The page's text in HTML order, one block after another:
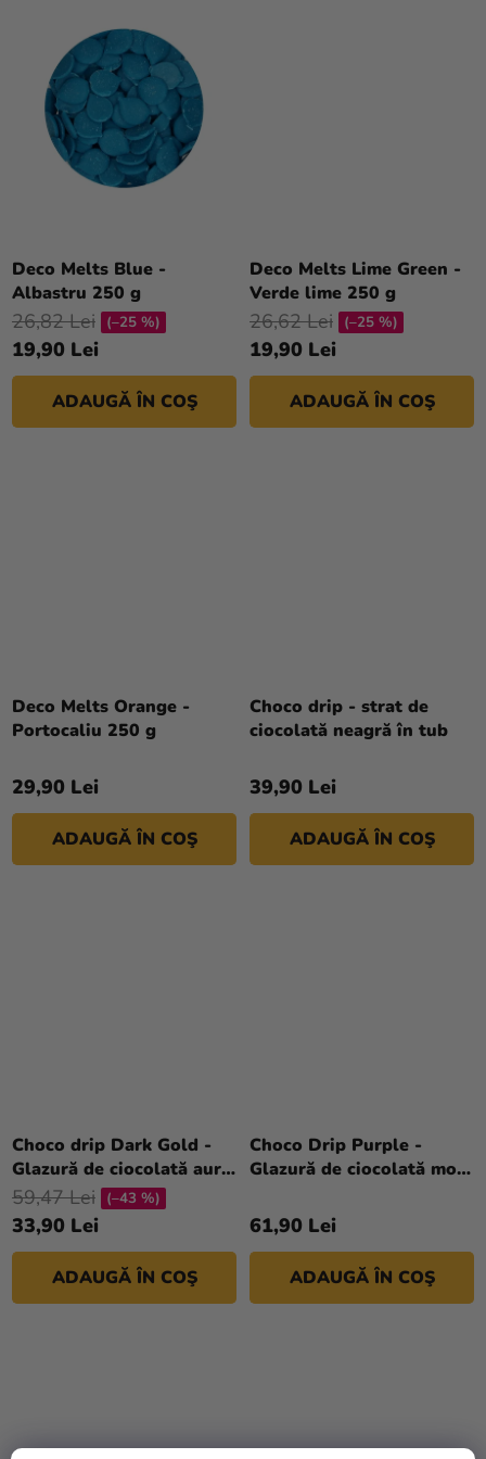
magazinului
Deco Melts Blue -
Albastru 250 g
19,90 Lei
26,82 Lei (–25 %)
ADAUGĂ ÎN COŞ
Deco Melts Lime Green -
Verde lime 250 g
19,90 Lei
26,62 Lei (–25 %)
ADAUGĂ ÎN COŞ
Deco Melts Orange -
Portocaliu 250 g
29,90 Lei
ADAUGĂ ÎN COŞ
Choco drip - strat de
ciocolată neagră în tub
39,90 Lei
ADAUGĂ ÎN COŞ
Choco drip Dark Gold -
Glazură de ciocolată aurie
închisă într-un tub de 180
g
33,90 Lei
59,47 Lei (–43 %)
ADAUGĂ ÎN COŞ
Choco Drip Purple -
Glazură de ciocolată mov
61,90 Lei
ADAUGĂ ÎN COŞ